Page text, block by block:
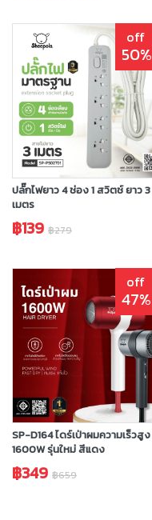
off
50%
ปลั๊กไฟยาว 4 ช่อง 1 สวิตช์ ยาว 3
เมตร
฿139 ฿279
off
47%
SP-D164 ไดร์เป่าผมความเร็วสูง
1600W รุ่นใหม่ สีแดง
฿349 ฿659